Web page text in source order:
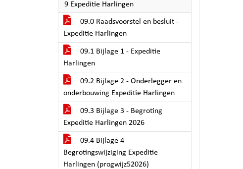
9 Expeditie Harlingen
09.0 Raadsvoorstel en besluit -
Expeditie Harlingen
09.1 Bijlage 1 - Expeditie
Harlingen
09.2 Bijlage 2 - Onderlegger en
onderbouwing Expeditie Harlingen
09.3 Bijlage 3 - Begroting
Expeditie Harlingen 2026
09.4 Bijlage 4 -
Begrotingswijziging Expeditie
Harlingen (progwijz52026)